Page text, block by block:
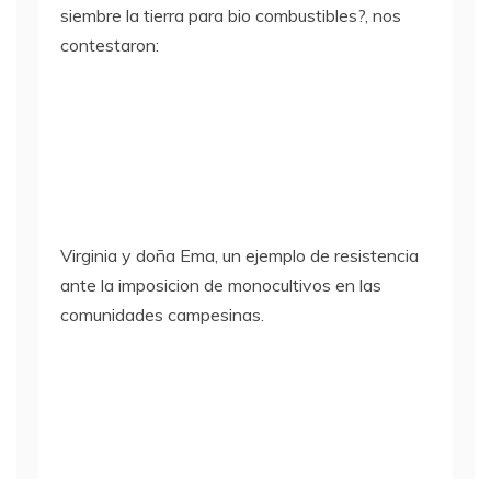
siembre la tierra para bio combustibles?, nos
contestaron:
Virginia y doña Ema, un ejemplo de resistencia
ante la imposicion de monocultivos en las
comunidades campesinas.